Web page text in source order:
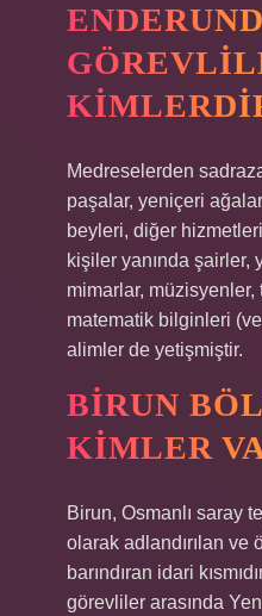
Medreselerden
paşalar, yeniçeri
beyleri, diğer
kişiler yanında şairler,
mimarlar, müzisyenler,
matematik bilginleri
alimler de yetişmiştir.
BIRUN
KIMLER
Birun, Osmanlı saray
olarak adlandırılan ve
barındıran idari
görevliler arasında